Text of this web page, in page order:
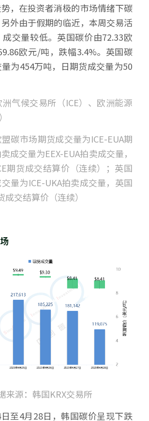
，在投资者消极的市场情绪下碳
外由于假期的临近，本周交易活
交量较低。英国碳价由72.33欧
欧元/吨，跌幅3.4%。英国碳
为454万吨，日期货成交量为50
气候交易所（ICE）、欧洲能源
碳市场期货成交量为ICE-EUA期
成交量为EEX-EUA拍卖成交量，
期货成交结算价（连续）；英国
量为ICE-UKA拍卖成交量，英国
成交结算价（连续）
来源：韩国KRX交易所
至4月28日，韩国碳价呈现下跌